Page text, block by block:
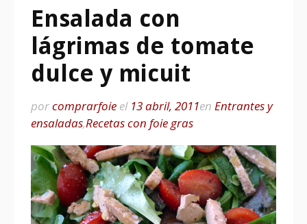
Ensalada con
lágrimas de tomate
dulce y micuit
porcomprarfoie el 13 abril, 2011en Entrantes y
ensaladas,Recetas con foie gras